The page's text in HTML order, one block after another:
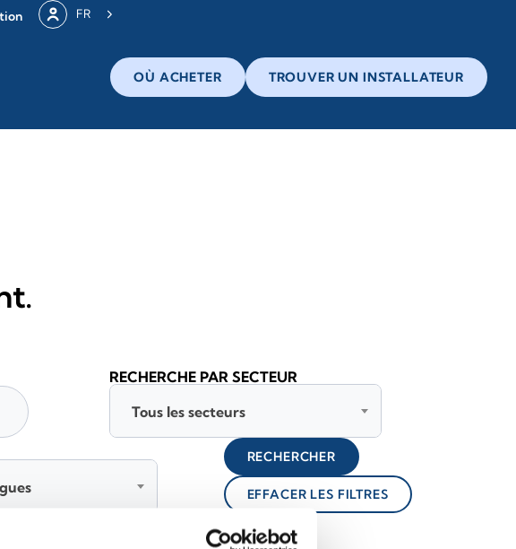
FR
OÙ ACHETER TROUVER UN INSTALLATEUR
RECHERCHE PAR SECTEUR
Tous les secteurs
RECHERCHER
EFFACER LES FILTRES